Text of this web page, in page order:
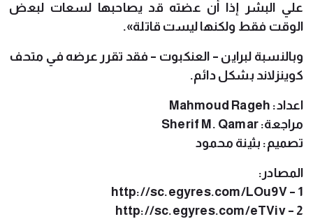
علي البشر إذا أن عضته قد يصاحبها لسعات لبعض
الوقت فقط ولكنها ليست قاتلة».
وبالنسبة لبراين – العنكبوت – فقد تقرر عرضه في متحف
كوينزلاند بشكل دائم.
اعداد: Mahmoud Rageh
مراجعة: Sherif M. Qamar
تصميم: بثينة محمود
المصادر:
1 –
http://sc.egyres.com/LOu9V
2 –
http://sc.egyres.com/eTViv